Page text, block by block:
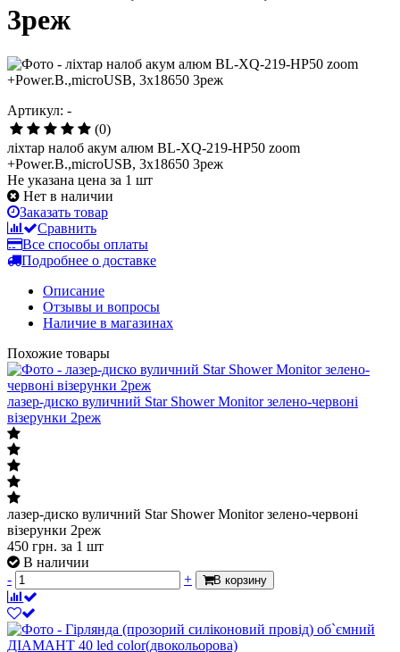
3реж
Артикул: -
(0)
ліхтар налоб акум алюм BL-XQ-219-HP50 zoom
+Power.B.,microUSB, 3х18650 3реж
Не указана цена за 1 шт
Нет в наличии
Заказать товар
Сравнить
Все способы оплаты
Подробнее о доставке
Описание
Отзывы и вопросы
Наличие в магазинах
Похожие товары
лазер-диско вуличний Star Shower Monitor зелено-червоні
візерунки 2реж
лазер-диско вуличний Star Shower Monitor зелено-червоні
візерунки 2реж
450 грн. за 1 шт
В наличии
-
+ В корзину